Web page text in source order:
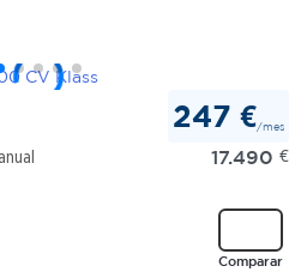
247 €/mes
17.490 €
Comparar